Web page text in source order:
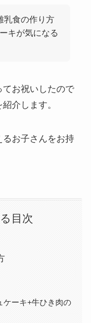
乳食の作り方
キが気になる
お祝いしたので
介します。
るお子さんをお持
目次
ケーキ+牛ひき肉の